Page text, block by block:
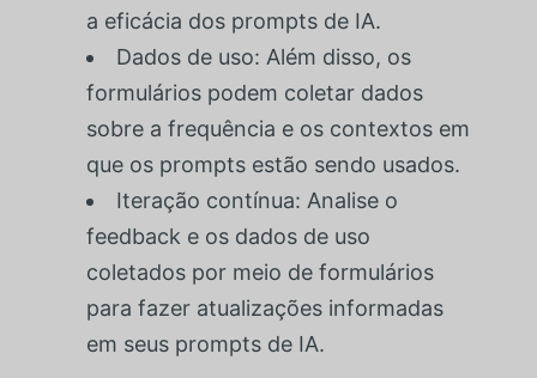
a eficácia dos prompts de IA.
Dados de uso: Além disso, os
formulários podem coletar dados
sobre a frequência e os contextos em
que os prompts estão sendo usados.
Iteração contínua: Analise o
feedback e os dados de uso
coletados por meio de formulários
para fazer atualizações informadas
em seus prompts de IA.